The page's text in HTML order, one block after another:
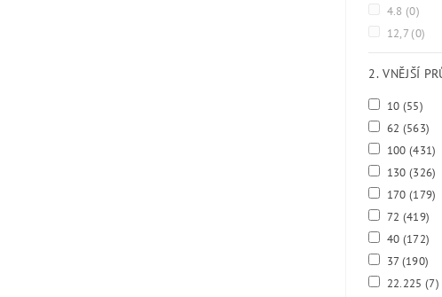
4.8 (0)
12,7 (0)
2. VNĚJŠÍ
10 (55)
62 (563)
100 (431)
130 (326)
170 (179)
72 (419)
40 (172)
37(190)
22.225 (7)